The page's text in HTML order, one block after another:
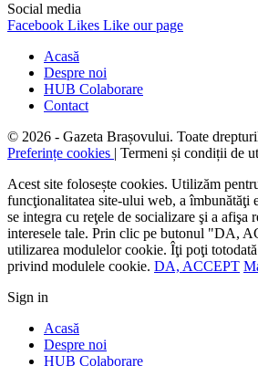
Social media
Facebook Likes Like our page
Acasă
Despre noi
HUB Colaborare
Contact
© 2026 - Gazeta Brașovului. Toate
Preferințe cookies | Termeni și condiții de
Acest site folosește cookies. Utilizăm
funcţionalitatea site-ului web, a îmbunătăţi
se integra cu reţele de socializare şi a afişa
interesele tale. Prin clic pe butonul "DA,
utilizarea modulelor cookie. Îţi poţi
privind modulele cookie. DA, ACCEPT
Sign in
Acasă
Despre noi
HUB Colaborare